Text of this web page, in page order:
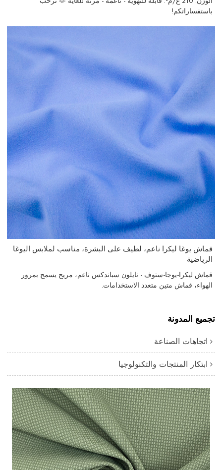
باستفساراتكم!
قماش يوغا ليكرا ناعم، لطيف على البشرة، مناسب لملابس اليوغا
الرياضية
قماش ليكرا-يوجا-ستوف - نايلون سباندكس ناعم، مريح يسمح بمرور
الهواء، قماش متين متعدد الاستخدامات.
تجميع المدونة
اتجاهات الصناعة
ابتكار المنتجات والتكنولوجيا